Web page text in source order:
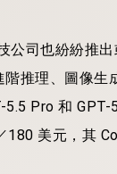
公司也紛紛推
推理、圖像
Pro 和
180 美元，其